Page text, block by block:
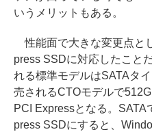
いうメリットもある。
性能面で大きな変更点と
press SSDに対応したこと
れる標準モデルはSATAタ
売されるCTOモデルで
PCI Expressとなる。
press SSDにすると、